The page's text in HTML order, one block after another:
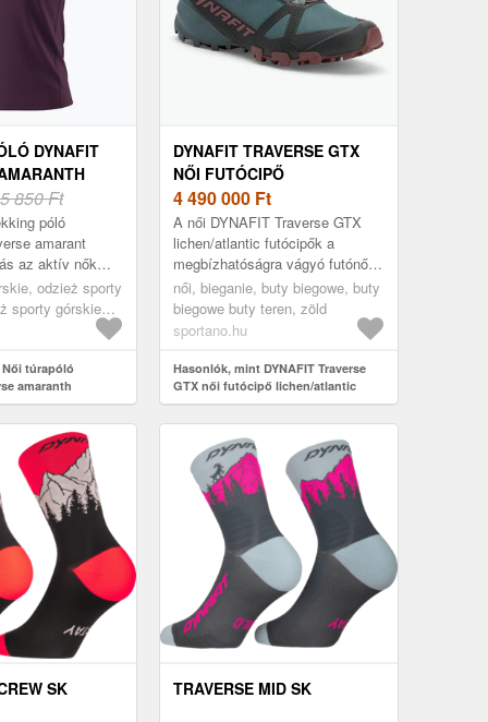
DYNAFIT
0000072055)
850 Ft
póló
amarant
az aktív nők
intenzív hegyi
ruházatot
odzież sporty
sporty górskie
túrapóló
amaranth
DYNAFIT TRAVERSE GTX
NŐI FUTÓCIPŐ
LICHEN/ATLANTIC
(TRAVERSE GTX 08-
0000064081)
4 490 000 Ft
A női DYNAFIT Traverse GTX
lichen/atlantic futócipők a
megbízhatóságra vágyó futónők
számára készültek, akik igényes
terepen edzenek. Ez a modell
v...
női, bieganie, buty biegowe, buty
biegowe buty teren, zöld
sportano.hu
Hasonlók, mint DYNAFIT Traverse
GTX női futócipő lichen/atlantic
(Traverse GTX 08-0000064081)
SK TRAVERSE MID SK